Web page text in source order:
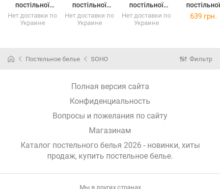
постільної
білизни євро
Memoria Mono
постільної
білизни євро
Memoria Mono
постільної
білизни євро
Memoria Mono
постільної
білизни
Нет доставки по
Украине
Нет доставки по
Украине
Нет доставки по
Украине
639 грн.
Постельное белье SOHO Фильтр
Полная версия сайта
Конфиденциальность
Вопросы и пожелания по сайту
Магазинам
Каталог постельного белья 2026 - новинки, хиты
продаж, купить постельное белье.
Мы в других странах